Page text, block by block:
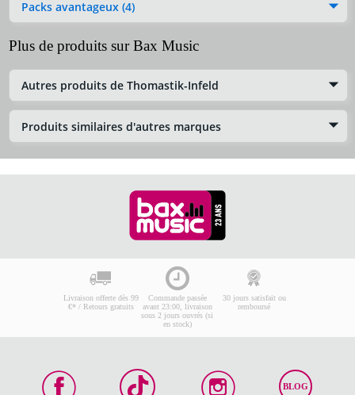
Packs avantageux (4)
Plus de produits sur Bax Music
Autres produits de Thomastik-Infeld
Produits similaires d'autres marques
Livraison offerte dès 99
€* / Retours gratuits
Commande passée
avant 23:00, livraison
sous 2 jours ouvrés (si
en stock)
30 jours satisfait ou
remboursé
BLOG